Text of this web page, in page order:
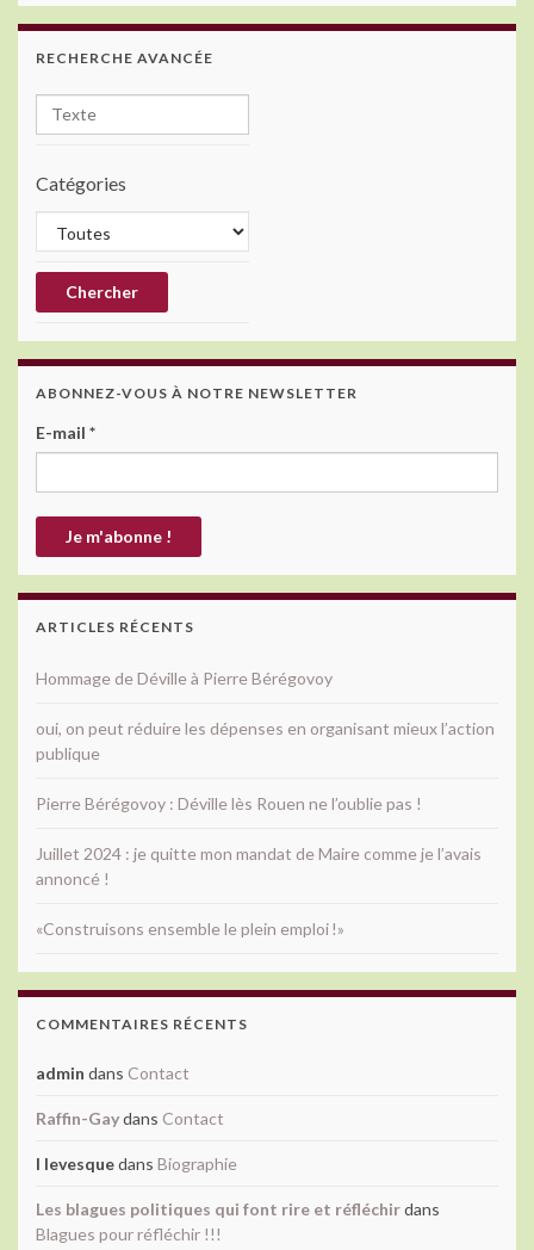
RECHERCHE AVANCÉE
Catégories
ABONNEZ-VOUS À NOTRE NEWSLETTER
E-mail *
ARTICLES RÉCENTS
Hommage de Déville à Pierre Bérégovoy
oui, on peut réduire les dépenses en organisant mieux l’action
publique
Pierre Bérégovoy : Déville lès Rouen ne l’oublie pas !
Juillet 2024 : je quitte mon mandat de Maire comme je l’avais
annoncé !
«Construisons ensemble le plein emploi !»
COMMENTAIRES RÉCENTS
admin dans Contact
Raffin-Gaydans Contact
l levesquedans Biographie
Les blagues politiques qui font rire et réfléchirdans
Blagues pour réfléchir !!!